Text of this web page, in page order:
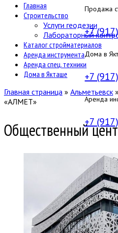
Продажа
+7
Дома в
+7
Аренда
+7
Главная
Строительство
Услуги геодезии
Лабораторный
Каталог стройматериалов
Аренда инструмента
Аренда спец. техники
Дома в Якташе
Главная страница » Альметьевск »
«АЛМЕТ»
Общественный